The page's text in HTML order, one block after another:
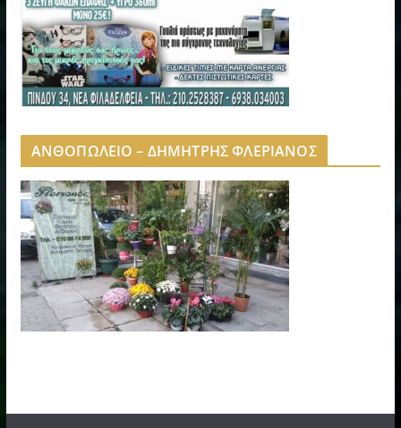
ΑΝΘΟΠΩΛΕΙΟ – ΔΗΜΗΤΡΗΣ ΦΛΕΡΙΑΝΟΣ